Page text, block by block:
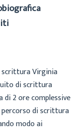
scrittura Virginia
di scrittura
di 2 ore complessive
di scrittura
modo ai